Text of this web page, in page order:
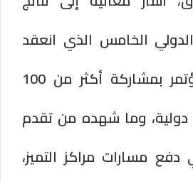
الدولي الخامس الذي انعقد
ضمن أعمال المؤتمر بمشاركة أكثر من 100
منظمة دولية، وما شهده من تقدم
مسارات مراكز التميز،